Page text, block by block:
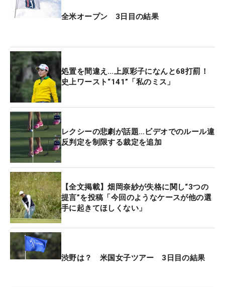
の力によって動かされた場合は、動いて止まったと
ころから無罰でプレーができる。ただ、プレーヤー
自身がボールを動かす原因になった場合は、1罰打
で、ボールはもともとあった位置にリプレースしな
ければならない。
同伴競技者のアーロン・ライ（イングランド）はこ
の状況について、「彼はクラブをボールのさらに後
ろに置くように、必要な注意を払っていた。ボール
が動く可能性があるような微妙なライにあった。残
念ながらボールは動いてしまった」と説明する。し
かし、「個人的には、彼のせいでボールが動いたと
思わないし、1罰打にすべきだったとも思わない。
USGAがそう判断して、本当に残念だ」とも付け加
えた。
全米オープン 3日目の結果
処置を間違え…上原彩子になんと68打罰！
史上ワースト“141”「私のミス」
レクシーの悲劇が話題…ビデオでのルール違
反判定を制限する裁定を追加
【全文掲載】畑岡奈紗が失格に関し“3つの
提言”を投稿「今回のようなケースが他の選
手に起きてほしくない」
渋野は？ 米国女子ツアー 3日目の結果